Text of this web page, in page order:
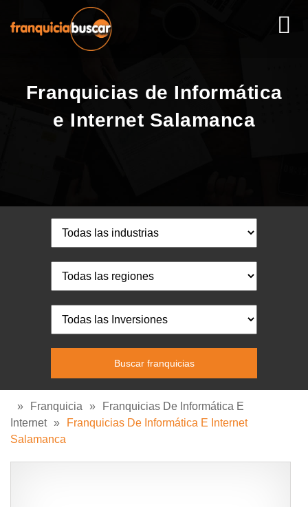
Franquicias de Informática
e Internet Salamanca
» Franquicia »
Franquicias De Informática E
Internet »
Franquicias De Informática E Internet
Salamanca